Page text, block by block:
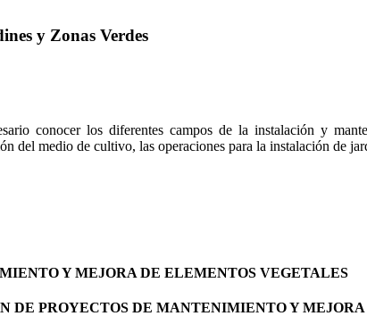
y Zonas Verdes
conocer los diferentes campos de la instalación y
del medio de cultivo, las operaciones para la instalación de
Y MEJORA DE ELEMENTOS VEGETALES
DE PROYECTOS DE MANTENIMIENTO Y